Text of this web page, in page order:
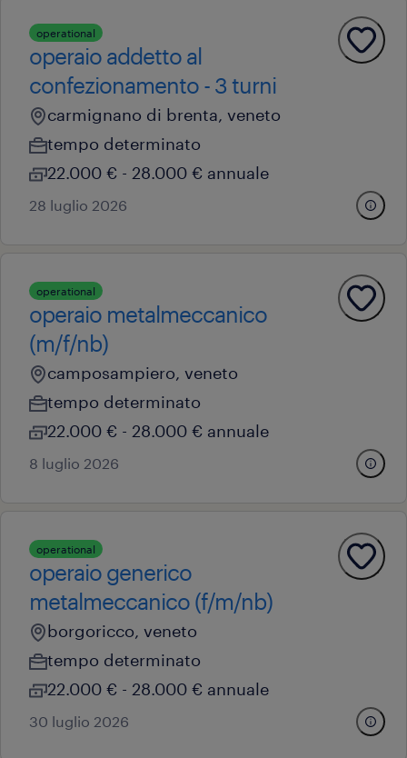
operational
operaio addetto al
confezionamento - 3 turni
carmignano di brenta, veneto
tempo determinato
22.000 € - 28.000 € annuale
28 luglio 2026
operational
operaio metalmeccanico
(m/f/nb)
camposampiero, veneto
tempo determinato
22.000 € - 28.000 € annuale
8 luglio 2026
operational
operaio generico
metalmeccanico (f/m/nb)
borgoricco, veneto
tempo determinato
22.000 € - 28.000 € annuale
30 luglio 2026